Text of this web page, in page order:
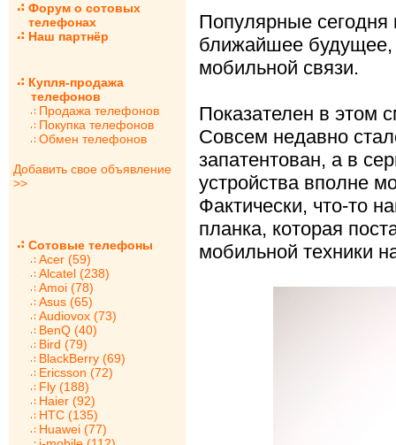
Форум о сотовых
телефонах
Наш партнёр
Купля-продажа
телефонов
Продажа телефонов
Покупка телефонов
Обмен телефонов
Добавить свое объявление
>>
Сотовые телефоны
Acer (59)
Alcatel (238)
Amoi (78)
Asus (65)
Audiovox (73)
BenQ (40)
Bird (79)
BlackBerry (69)
Ericsson (72)
Fly (188)
Haier (92)
HTC (135)
Huawei (77)
Популярные сегодня
ближайшее будущее,
мобильной связи.
Показателен в этом
Совсем недавно
запатентован, а в
устройства вполне
Фактически, что-то
планка, которая
мобильной техники